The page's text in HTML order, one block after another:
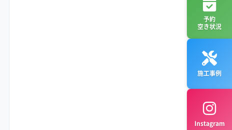
予約
空き状況
施工事例
Instagram